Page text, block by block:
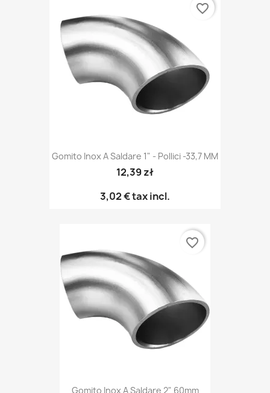
Gomito Inox A Saldare 1" - Pollici -33,7 MM
12,39 zł
3,02 €tax incl.
favorite_border
Gomito Inox A Saldare 2" 60mm
favorite_border